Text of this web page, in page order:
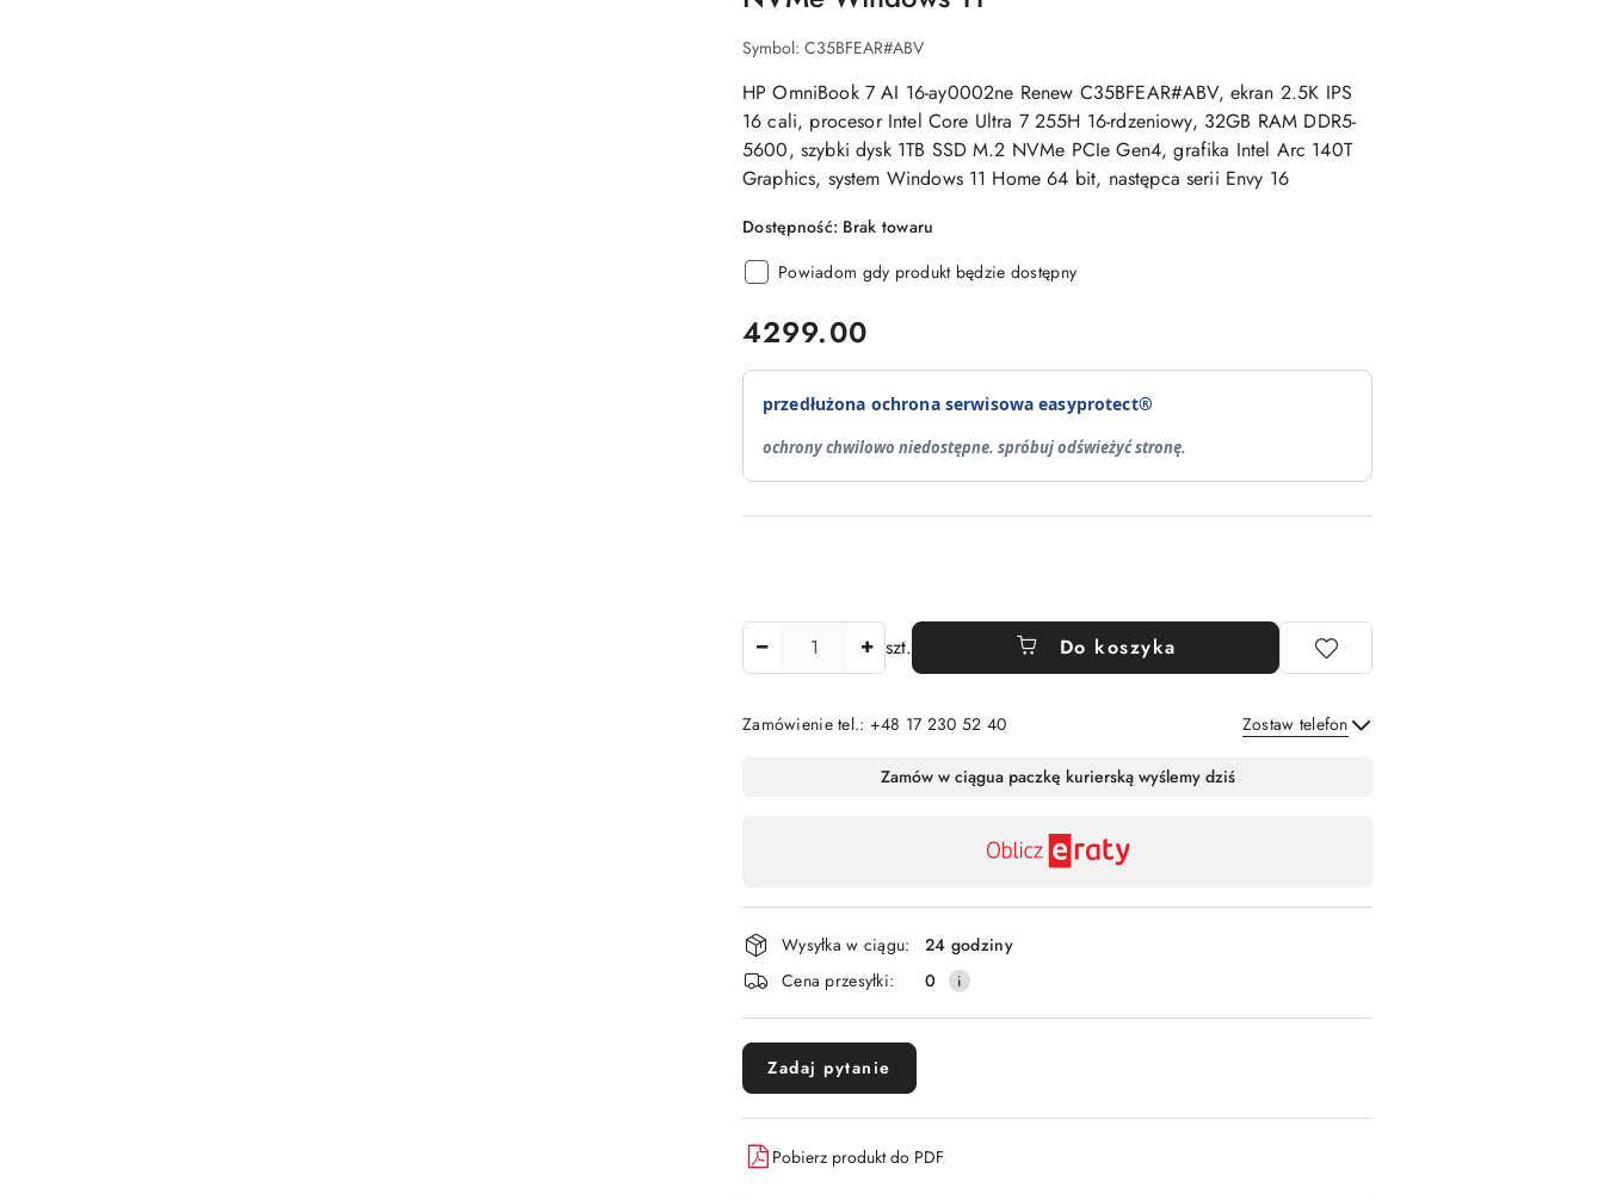
Symbol: C35BFEAR#ABV
HP OmniBook 7 AI 16-ay0002ne Renew C35BFEAR#ABV, ekran 2.5K IPS
16 cali, procesor Intel Core Ultra 7 255H 16-rdzeniowy, 32GB RAM DDR5-
5600, szybki dysk 1TB SSD M.2 NVMe PCIe Gen4, grafika Intel Arc 140T
Graphics, system Windows 11 Home 64 bit, następca serii Envy 16
Dostępność: Brak towaru
Powiadom gdy produkt będzie dostępny
cena:
4299.00
przedłużona ochrona serwisowa easyprotect®
ochrony chwilowo niedostępne. spróbuj odświeżyć stronę.
szt. Do koszyka
Zamówienie tel.: +48 17 230 52 40 Zostaw telefon
Dostępność
dostawa
Zamów w ciągua paczkę kurierską wyślemy dziś
Wysyłka w ciągu:
24 godziny
Cena przesyłki:
0
Zadaj pytanie
Pobierz produkt do PDF